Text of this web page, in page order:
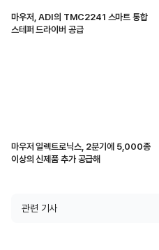
마우저, ADI의 TMC2241 스마트 통합
스테퍼 드라이버 공급
마우저 일렉트로닉스, 2분기에 5,000종
이상의 신제품 추가 공급해
관련 기사